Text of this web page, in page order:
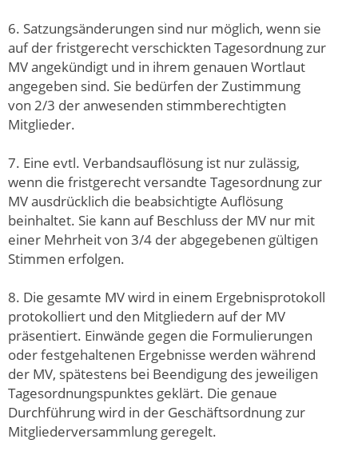
6. Satzungsänderungen sind nur möglich, wenn sie
auf der fristgerecht verschickten Tagesordnung zur
MV angekündigt und in ihrem genauen Wortlaut
angegeben sind. Sie bedürfen der Zustimmung
von 2/3 der anwesenden stimmberechtigten
Mitglieder.
7. Eine evtl. Verbandsauflösung ist nur zulässig,
wenn die fristgerecht versandte Tagesordnung zur
MV ausdrücklich die beabsichtigte Auflösung
beinhaltet. Sie kann auf Beschluss der MV nur mit
einer Mehrheit von 3/4 der abgegebenen gültigen
Stimmen erfolgen.
8. Die gesamte MV wird in einem Ergebnisprotokoll
protokolliert und den Mitgliedern auf der MV
präsentiert. Einwände gegen die Formulierungen
oder festgehaltenen Ergebnisse werden während
der MV, spätestens bei Beendigung des jeweiligen
Tagesordnungspunktes geklärt. Die genaue
Durchführung wird in der Geschäftsordnung zur
Mitgliederversammlung geregelt.